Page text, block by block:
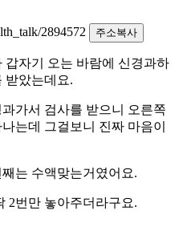
2894572
주소복사
갑자기 오는 바람에 신경과하
받았는데요.
가서 검사를 받으니 오른쪽
는데 그걸보니 진짜 마음이
는 수액맞는거였어요.
2번만 놓아주더라구요.